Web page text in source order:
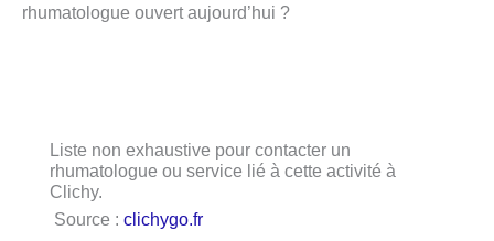
rhumatologue ouvert aujourd’hui ?
Liste non exhaustive pour contacter un
rhumatologue ou service lié à cette activité à
Clichy.
Source : clichygo.fr